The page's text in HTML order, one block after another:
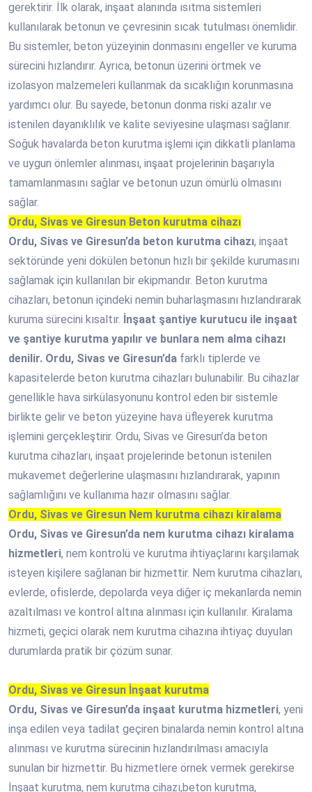
gerektirir. İlk olarak, inşaat alanında ısıtma sistemleri
kullanılarak betonun ve çevresinin sıcak tutulması önemlidir.
Bu sistemler, beton yüzeyinin donmasını engeller ve kuruma
sürecini hızlandırır. Ayrıca, betonun üzerini örtmek ve
izolasyon malzemeleri kullanmak da sıcaklığın korunmasına
yardımcı olur. Bu sayede, betonun donma riski azalır ve
istenilen dayanıklılık ve kalite seviyesine ulaşması sağlanır.
Soğuk havalarda beton kurutma işlemi için dikkatli planlama
ve uygun önlemler alınması, inşaat projelerinin başarıyla
tamamlanmasını sağlar ve betonun uzun ömürlü olmasını
sağlar.
Ordu, Sivas ve Giresun Beton kurutma cihazı
Ordu, Sivas ve Giresun’da beton kurutma cihazı, inşaat
sektöründe yeni dökülen betonun hızlı bir şekilde kurumasını
sağlamak için kullanılan bir ekipmandır. Beton kurutma
cihazları, betonun içindeki nemin buharlaşmasını hızlandırarak
kuruma sürecini kısaltır. İnşaat şantiye kurutucu ile inşaat
ve şantiye kurutma yapılır ve bunlara nem alma cihazı
denilir. Ordu, Sivas ve Giresun’da farklı tiplerde ve
kapasitelerde beton kurutma cihazları bulunabilir. Bu cihazlar
genellikle hava sirkülasyonunu kontrol eden bir sistemle
birlikte gelir ve beton yüzeyine hava üfleyerek kurutma
işlemini gerçekleştirir. Ordu, Sivas ve Giresun’da beton
kurutma cihazları, inşaat projelerinde betonun istenilen
mukavemet değerlerine ulaşmasını hızlandırarak, yapının
sağlamlığını ve kullanıma hazır olmasını sağlar.
Ordu, Sivas ve Giresun Nem kurutma cihazı kiralama
Ordu, Sivas ve Giresun’da nem kurutma cihazı kiralama
hizmetleri, nem kontrolü ve kurutma ihtiyaçlarını karşılamak
isteyen kişilere sağlanan bir hizmettir. Nem kurutma cihazları,
evlerde, ofislerde, depolarda veya diğer iç mekanlarda nemin
azaltılması ve kontrol altına alınması için kullanılır. Kiralama
hizmeti, geçici olarak nem kurutma cihazına ihtiyaç duyulan
durumlarda pratik bir çözüm sunar.
Ordu, Sivas ve Giresun İnşaat kurutma
Ordu, Sivas ve Giresun’da inşaat kurutma hizmetleri, yeni
inşa edilen veya tadilat geçiren binalarda nemin kontrol altına
alınması ve kurutma sürecinin hızlandırılması amacıyla
sunulan bir hizmettir. Bu hizmetlere örnek vermek gerekirse
İnşaat kurutma, nem kurutma cihazı,beton kurutma,